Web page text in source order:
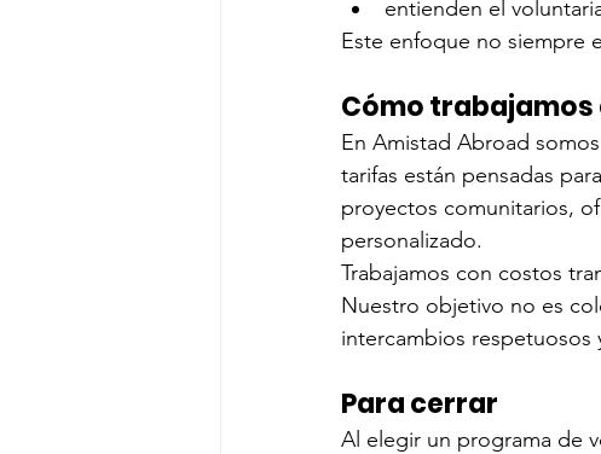
entienden el
Este enfoque no siempre
Cómo
En Amistad Abroad
tarifas están pensadas
proyectos comunitarios,
personalizado.
Trabajamos con costos
Nuestro objetivo no es
intercambios respetuosos
Para cerrar
Al elegir un programa de